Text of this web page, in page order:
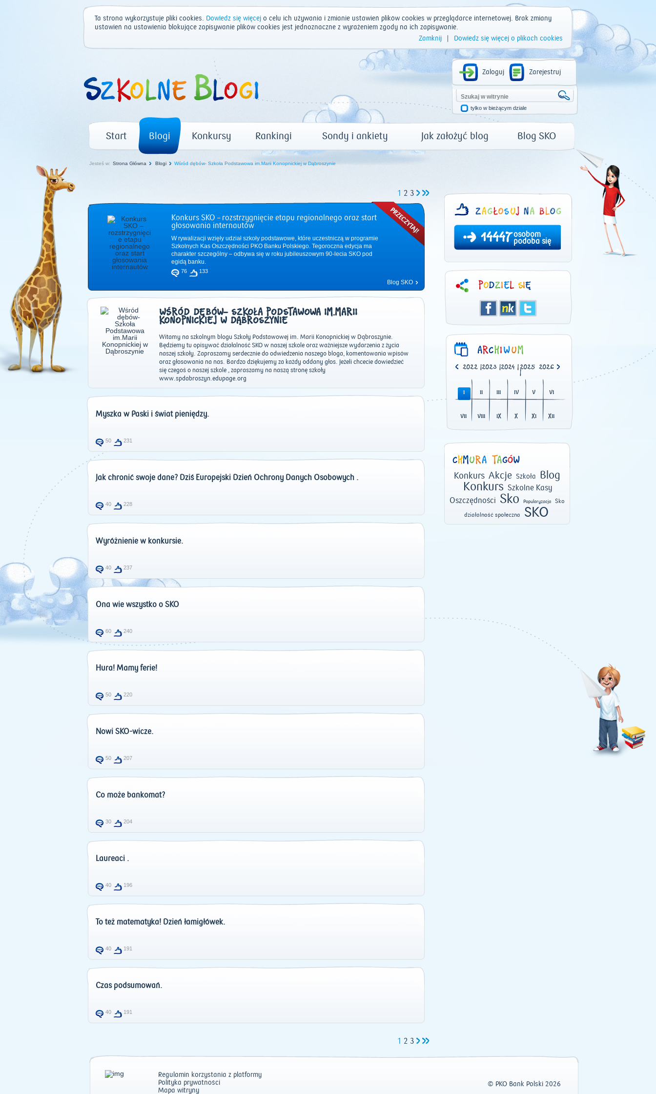
Ta strona wykorzystuje pliki cookies. Dowiedz się więcejo celu ich używania i zmianie ustawień plików cookies w przeglądarce internetowej. Brak zmiany
ustawień na ustawienia blokujące zapisywanie plików cookies jest jednoznaczne z wyrażeniem zgody na ich zapisywanie.
Zamknij
Dowiedz się więcej o plikach cookies
Zaloguj Zarejestruj
tylko w bieżącym dziale
Start Blogi Konkursy Rankingi Sondy i ankiety Jak założyć blog Blog SKO
Jesteś w: Strona Główna Blogi Wśród dębów- Szkoła Podstawowa im.Marii Konopnickiej w Dąbroszynie
1 2 3
Konkurs SKO – rozstrzygnięcie etapu regionalnego oraz start
głosowania internautów
W rywalizacji wzięły udział szkoły podstawowe, które uczestniczą w programie
Szkolnych Kas Oszczędności PKO Banku Polskiego. Tegoroczna edycja ma
charakter szczególny – odbywa się w roku jubileuszowym 90-lecia SKO pod
egidą banku.
76 133
Blog SKO
WŚRÓD DĘBÓW- SZKOŁA PODSTAWOWA IM.MARII
KONOPNICKIEJ W DĄBROSZYNIE
Witamy na szkolnym blogu Szkoły Podstawowej im. Marii Konopnickiej w Dąbroszynie.
Będziemy tu opisywać działalność SKO w naszej szkole oraz ważniejsze wydarzenia z życia
naszej szkoły. Zapraszamy serdecznie do odwiedzenia naszego bloga, komentowania wpisów
oraz głosowania na nas. Bardzo dziękujemy za każdy oddany głos. Jeżeli chcecie dowiedzieć
się czegoś o naszej szkole , zapraszamy na naszą stronę szkoły
www.spdabroszyn.edupage.org
Myszka w Paski i świat pieniędzy.
50 231
​Jak chronić swoje dane? Dziś Europejski Dzień Ochrony Danych Osobowych .
40 228
Wyróżnienie w konkursie.
40 237
Ona wie wszystko o SKO
60 240
Hura! Mamy ferie!
50 220
Nowi SKO-wicze.
50 207
Co może bankomat?
30 204
Laureaci .
40 196
To też matematyka! Dzień łamigłówek.
40 191
Czas podsumowań.
40 191
1 2 3
14447osobom
podoba się
2011| 2012| 2013| 2014| 2015 2021| 2022|2023 |2024 |2025
|
2026
I II III IV V VI
VII VIII IX X XI XII
Konkurs Akcje Szkoła Blog
Konkurs Szkolne Kasy
Oszczędności Sko Popularyzacja
Sko
działalność społeczna
SKO
Regulamin korzystania z platformy
Polityka prywatności
Mapa witryny
© PKO Bank Polski 2026